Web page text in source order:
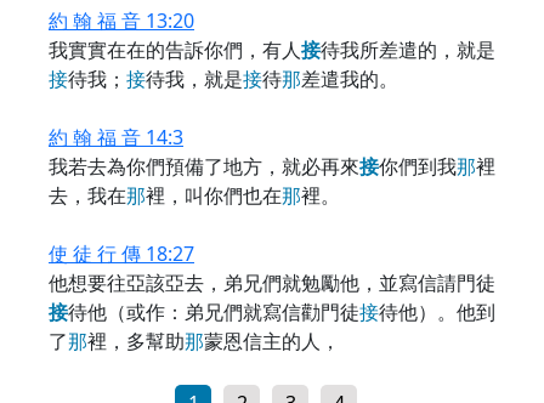
約 翰 福 音 13:20
我實實在在的告訴你們，有人接待我所差遣的，就是
接待我； 接待我，就是接待那差遣我的。
約 翰 福 音 14:3
我若去為你們預備了地方，就必再來接你們到我那裡
去，我在那裡，叫你們也在那裡。
使 徒 行 傳 18:27
他想要往亞該亞去，弟兄們就勉勵他，並寫信請門徒
接待他（或作：弟兄們就寫信勸門徒接待他）。他到
了那裡，多幫助那蒙恩信主的人，